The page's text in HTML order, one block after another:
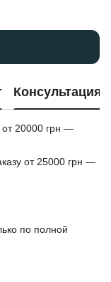
Консультация
от 20000 грн —
от 25000 грн —
по полной